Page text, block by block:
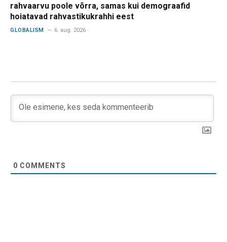
rahvaarvu poole võrra, samas kui demograafid
hoiatavad rahvastikukrahhi eest
GLOBALISM 6. aug. 2026
0 COMMENTS